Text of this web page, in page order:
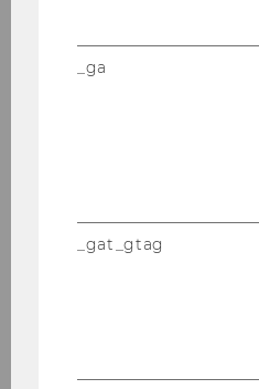
Regulatory
Gugler, No. 5645)
Regulatory
Research
Competition
_ga
_gat_gtag